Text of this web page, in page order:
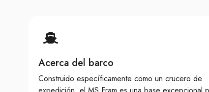
Acerca del barco
Construido específicamente como un crucero de